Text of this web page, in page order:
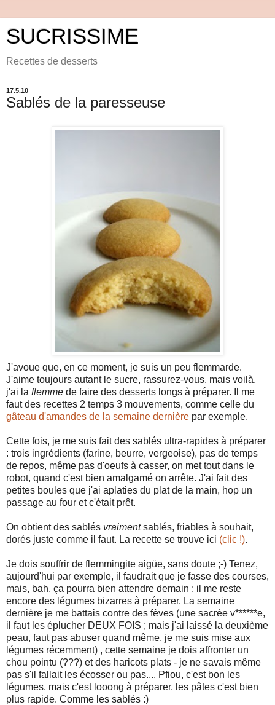
SUCRISSIME
Recettes de desserts
17.5.10
Sablés de la paresseuse
J'avoue que, en ce moment, je suis un peu flemmarde.
J'aime toujours autant le sucre, rassurez-vous, mais voilà,
j'ai la flemme de faire des desserts longs à préparer. Il me
faut des recettes 2 temps 3 mouvements, comme celle du
gâteau d'amandes de la semaine dernière par exemple.
Cette fois, je me suis fait des sablés ultra-rapides à préparer
: trois ingrédients (farine, beurre, vergeoise), pas de temps
de repos, même pas d'oeufs à casser, on met tout dans le
robot, quand c'est bien amalgamé on arrête. J'ai fait des
petites boules que j'ai aplaties du plat de la main, hop un
passage au four et c'était prêt.
On obtient des sablés vraimentsablés, friables à souhait,
dorés juste comme il faut. La recette se trouve ici (clic !).
Je dois souffrir de flemmingite aigüe, sans doute ;-) Tenez,
aujourd'hui par exemple, il faudrait que je fasse des courses,
mais, bah, ça pourra bien attendre demain : il me reste
encore des légumes bizarres à préparer. La semaine
dernière je me battais contre des fèves (une sacrée v******e,
il faut les éplucher DEUX FOIS ; mais j'ai laissé la deuxième
peau, faut pas abuser quand même, je me suis mise aux
légumes récemment) , cette semaine je dois affronter un
chou pointu (???) et des haricots plats - je ne savais même
pas s'il fallait les écosser ou pas.... Pfiou, c'est bon les
légumes, mais c'est looong à préparer, les pâtes c'est bien
plus rapide. Comme les sablés :)